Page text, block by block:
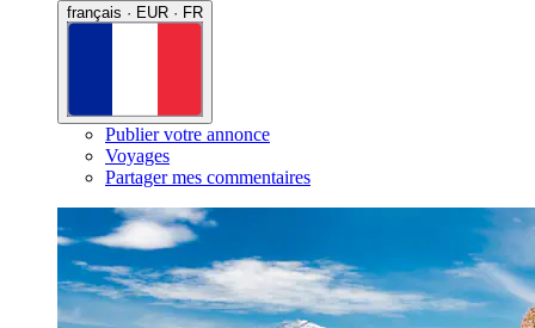
français · EUR · FR
Publier votre annonce
Voyages
Partager mes commentaires